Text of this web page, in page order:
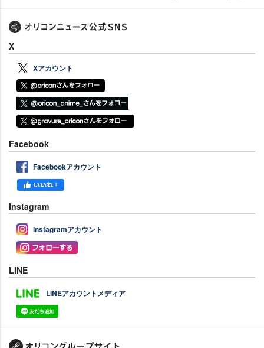
X
Xアカウント
Facebook
Facebookアカウント
Instagram
Instagramアカウント
LINE
LINEアカウントメディア